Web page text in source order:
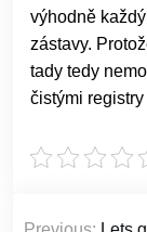
výhodně
zástavy.
tady tedy
čistými
Navigace